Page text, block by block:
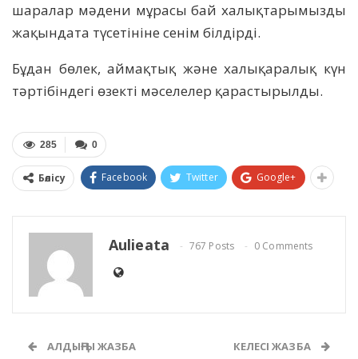
шаралар мәдени мұрасы бай халықтарымызды
жақындата түсетініне сенім білдірді.
Бұдан бөлек, аймақтық және халықаралық күн
тәртібіндегі өзекті мәселелер қарастырылды.
0
285
Бөлісу Facebook Twitter Google+
Aulieata 767 Posts 0 Comments
АЛДЫҢҒЫ ЖАЗБА КЕЛЕСІ ЖАЗБА